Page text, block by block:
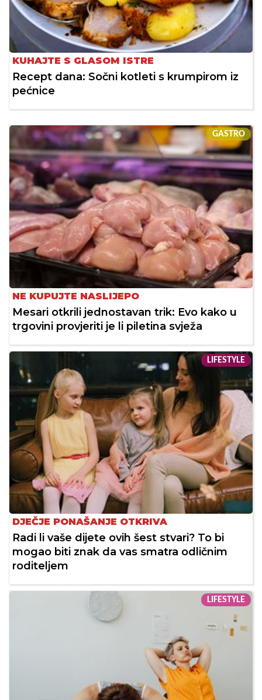
KUHAJTE S GLASOM ISTRE
Recept dana: Sočni kotleti s krumpirom iz
pećnice
GASTRO
NE KUPUJTE NASLIJEPO
Mesari otkrili jednostavan trik: Evo kako u
trgovini provjeriti je li piletina svježa
LIFESTYLE
DJEČJE PONAŠANJE OTKRIVA
Radi li vaše dijete ovih šest stvari? To bi
mogao biti znak da vas smatra odličnim
roditeljem
LIFESTYLE